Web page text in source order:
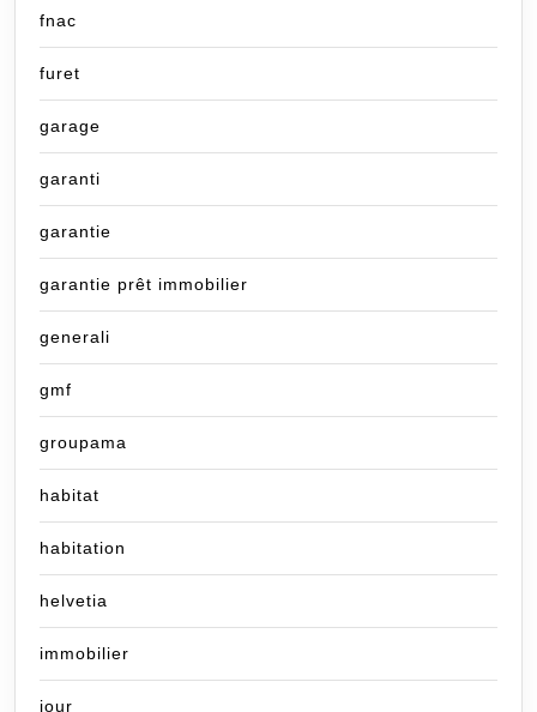
fnac
furet
garage
garanti
garantie
garantie prêt immobilier
generali
gmf
groupama
habitat
habitation
helvetia
immobilier
jour